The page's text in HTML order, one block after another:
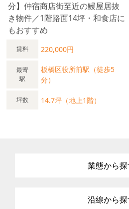
分】仲宿商店街至近の鰻屋居抜
き物件／1階路面14坪・和食店に
もおすすめ
賃料 220,000円
最寄
駅
板橋区役所前駅（徒歩5
分）
坪数 14.7坪（地上1階）
業態から探
沿線から探